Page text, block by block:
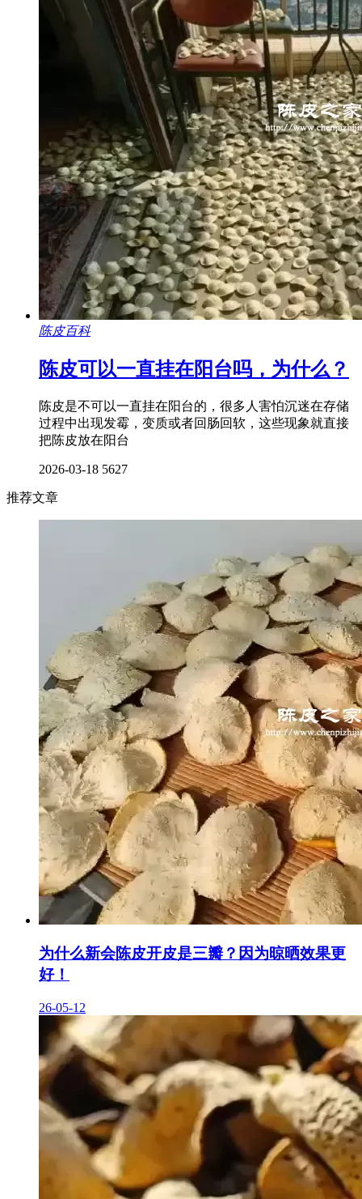
陈皮百科
陈皮可以一直挂在阳台吗，为什么？
陈皮是不可以一直挂在阳台的，很多人害怕沉迷在存储
过程中出现发霉，变质或者回肠回软，这些现象就直接
把陈皮放在阳台
2026-03-18 5627
推荐文章
为什么新会陈皮开皮是三瓣？因为晾晒效果更
好！
26-05-12